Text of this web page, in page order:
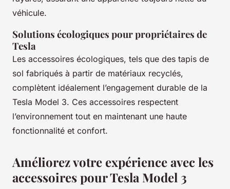
véhicule.
Solutions écologiques pour propriétaires de
Tesla
Les accessoires écologiques, tels que des tapis de
sol fabriqués à partir de matériaux recyclés,
complètent idéalement l’engagement durable de la
Tesla Model 3. Ces accessoires respectent
l’environnement tout en maintenant une haute
fonctionnalité et confort.
Améliorez votre expérience avec les
accessoires pour Tesla Model 3